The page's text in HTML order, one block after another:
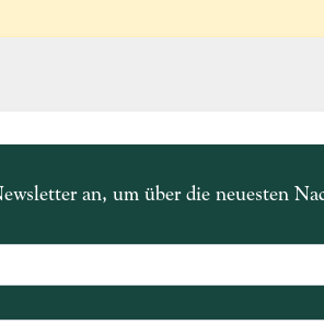
an, um über die neuesten